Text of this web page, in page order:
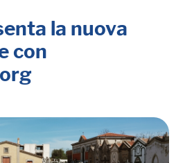
la nuova
con